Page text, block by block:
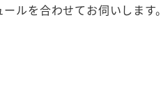
ルを合わせてお伺いします